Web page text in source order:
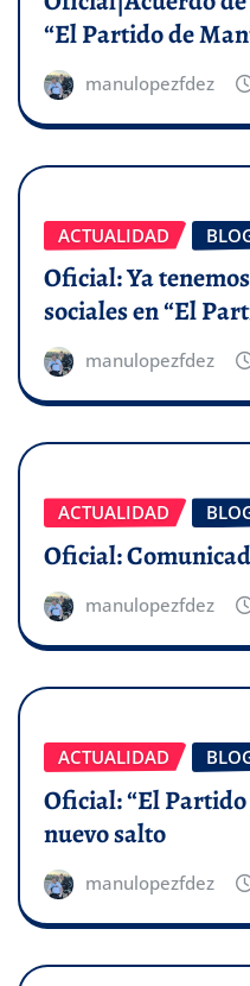
“El Partido de
manulopezfdez
ACTUALIDAD
Oficial: Ya
sociales en “El
manulopezfdez
ACTUALIDAD
Oficial:
manulopezfdez
ACTUALIDAD
Oficial: “El
nuevo salto
manulopezfdez